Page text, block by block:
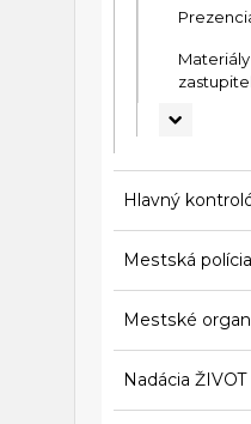
Hlavný
Mestská polícia
Mestské
Nadácia ŽIVOT